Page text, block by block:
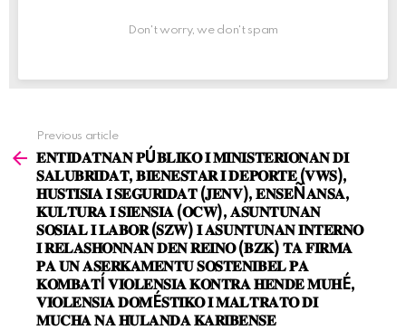
Don't worry, we don't spam
more
Previous article
𝐄𝐍𝐓𝐈𝐃𝐀𝐓𝐍𝐀𝐍 𝐏Ú𝐁𝐋𝐈𝐊𝐎 𝐈 𝐌𝐈𝐍𝐈𝐒𝐓𝐄𝐑𝐈𝐎𝐍𝐀𝐍 𝐃𝐈
𝐒𝐀𝐋𝐔𝐁𝐑𝐈𝐃𝐀𝐓, 𝐁𝐈𝐄𝐍𝐄𝐒𝐓𝐀𝐑 𝐈 𝐃𝐄𝐏𝐎𝐑𝐓𝐄 (𝐕𝐖𝐒),
𝐇𝐔𝐒𝐓𝐈𝐒𝐈𝐀 𝐈 𝐒𝐄𝐆𝐔𝐑𝐈𝐃𝐀𝐓 (𝐉𝐄𝐍𝐕), 𝐄𝐍𝐒𝐄Ñ𝐀𝐍𝐒𝐀,
𝐊𝐔𝐋𝐓𝐔𝐑𝐀 𝐈 𝐒𝐈𝐄𝐍𝐒𝐈𝐀 (𝐎𝐂𝐖), 𝐀𝐒𝐔𝐍𝐓𝐔𝐍𝐀𝐍
𝐒𝐎𝐒𝐈𝐀𝐋 𝐈 𝐋𝐀𝐁𝐎𝐑 (𝐒𝐙𝐖) 𝐈 𝐀𝐒𝐔𝐍𝐓𝐔𝐍𝐀𝐍 𝐈𝐍𝐓𝐄𝐑𝐍𝐎
𝐈 𝐑𝐄𝐋𝐀𝐒𝐇𝐎𝐍𝐍𝐀𝐍 𝐃𝐄𝐍 𝐑𝐄𝐈𝐍𝐎 (𝐁𝐙𝐊) 𝐓𝐀 𝐅𝐈𝐑𝐌𝐀
𝐏𝐀 𝐔𝐍 𝐀𝐒𝐄𝐑𝐊𝐀𝐌𝐄𝐍𝐓𝐔 𝐒𝐎𝐒𝐓𝐄𝐍𝐈𝐁𝐄𝐋 𝐏𝐀
𝐊𝐎𝐌𝐁𝐀𝐓Í 𝐕𝐈𝐎𝐋𝐄𝐍𝐒𝐈𝐀 𝐊𝐎𝐍𝐓𝐑𝐀 𝐇𝐄𝐍𝐃𝐄 𝐌𝐔𝐇É,
𝐕𝐈𝐎𝐋𝐄𝐍𝐒𝐈𝐀 𝐃𝐎𝐌É𝐒𝐓𝐈𝐊𝐎 𝐈 𝐌𝐀𝐋𝐓𝐑𝐀𝐓𝐎 𝐃𝐈
𝐌𝐔𝐂𝐇𝐀 𝐍𝐀 𝐇𝐔𝐋𝐀𝐍𝐃𝐀 𝐊𝐀𝐑𝐈𝐁𝐄𝐍𝐒𝐄